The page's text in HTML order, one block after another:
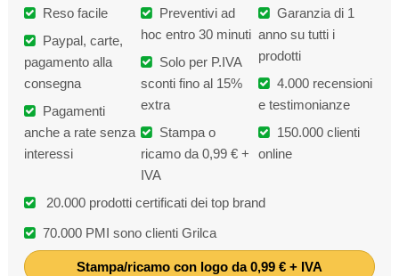
Reso facile
Paypal, carte,
pagamento alla
consegna
Pagamenti
anche a rate senza
interessi
Preventivi ad
hoc entro 30 minuti
Solo per P.IVA
sconti fino al 15%
extra
Stampa o
ricamo da 0,99 € +
IVA
Garanzia di 1
anno su tutti i
prodotti
4.000 recensioni
e testimonianze
150.000 clienti
online
20.000 prodotti certificati dei top brand
70.000 PMI sono clienti Grilca
Stampa/ricamo con logo da 0,99 € + IVA